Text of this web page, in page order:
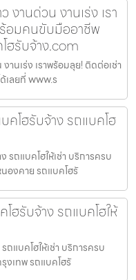
านด่วน งานเร่ง เรา
อมคนขับมืออาชีพ
ฮรับจ้าง.com
นเร่ง เราพร้อมลุย! ติดต่อเช่า
เลยที่ www.ร
คโฮรับจ้าง รถแบคโฮ
รถแบคโฮให้เช่า บริการครบ
องคาย รถแบคโฮรั
ฮรับจ้าง รถแบคโฮให้
ถแบคโฮให้เช่า บริการครบ
งเทพ รถแบคโฮรั